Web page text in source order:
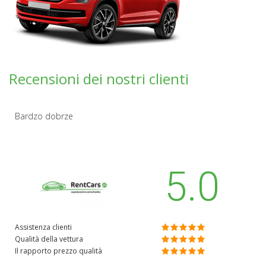
Recensioni dei nostri clienti
Bardzo dobrze
5.0
Assistenza clienti
Qualità della vettura
Il rapporto prezzo qualità